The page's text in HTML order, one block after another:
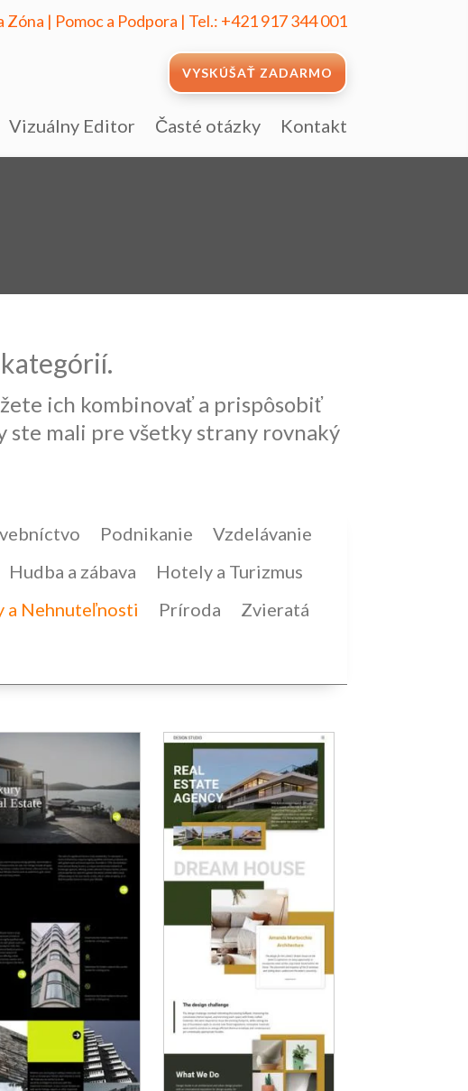
Zóna | Pomoc a Podpora | Tel.: +421 917 344 001
VYSKÚŠAŤ ZADARMO
Vizuálny Editor Časté otázky Kontakt
ich kombinovať a prispôsobiť
ste mali pre všetky strany rovnaký
Podnikanie
Vzdelávanie
Hudba a zábava
Hotely a Turizmus
a Nehnuteľnosti Príroda
Zvieratá